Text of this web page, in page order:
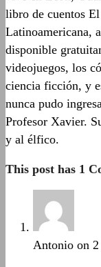
libro de cuentos
Latinoamericana,
disponible
videojuegos, los
ciencia ficción, y
nunca pudo
Profesor Xavier.
y al élfico.
This post has 1
Antonio on